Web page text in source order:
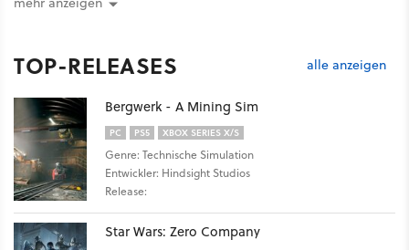
TOP-RELEASES alle anzeigen
Bergwerk - A Mining Sim
PC PS5 XBOX SERIES X/S
Genre: Technische Simulation
Entwickler: Hindsight Studios
Release:
Star Wars: Zero Company